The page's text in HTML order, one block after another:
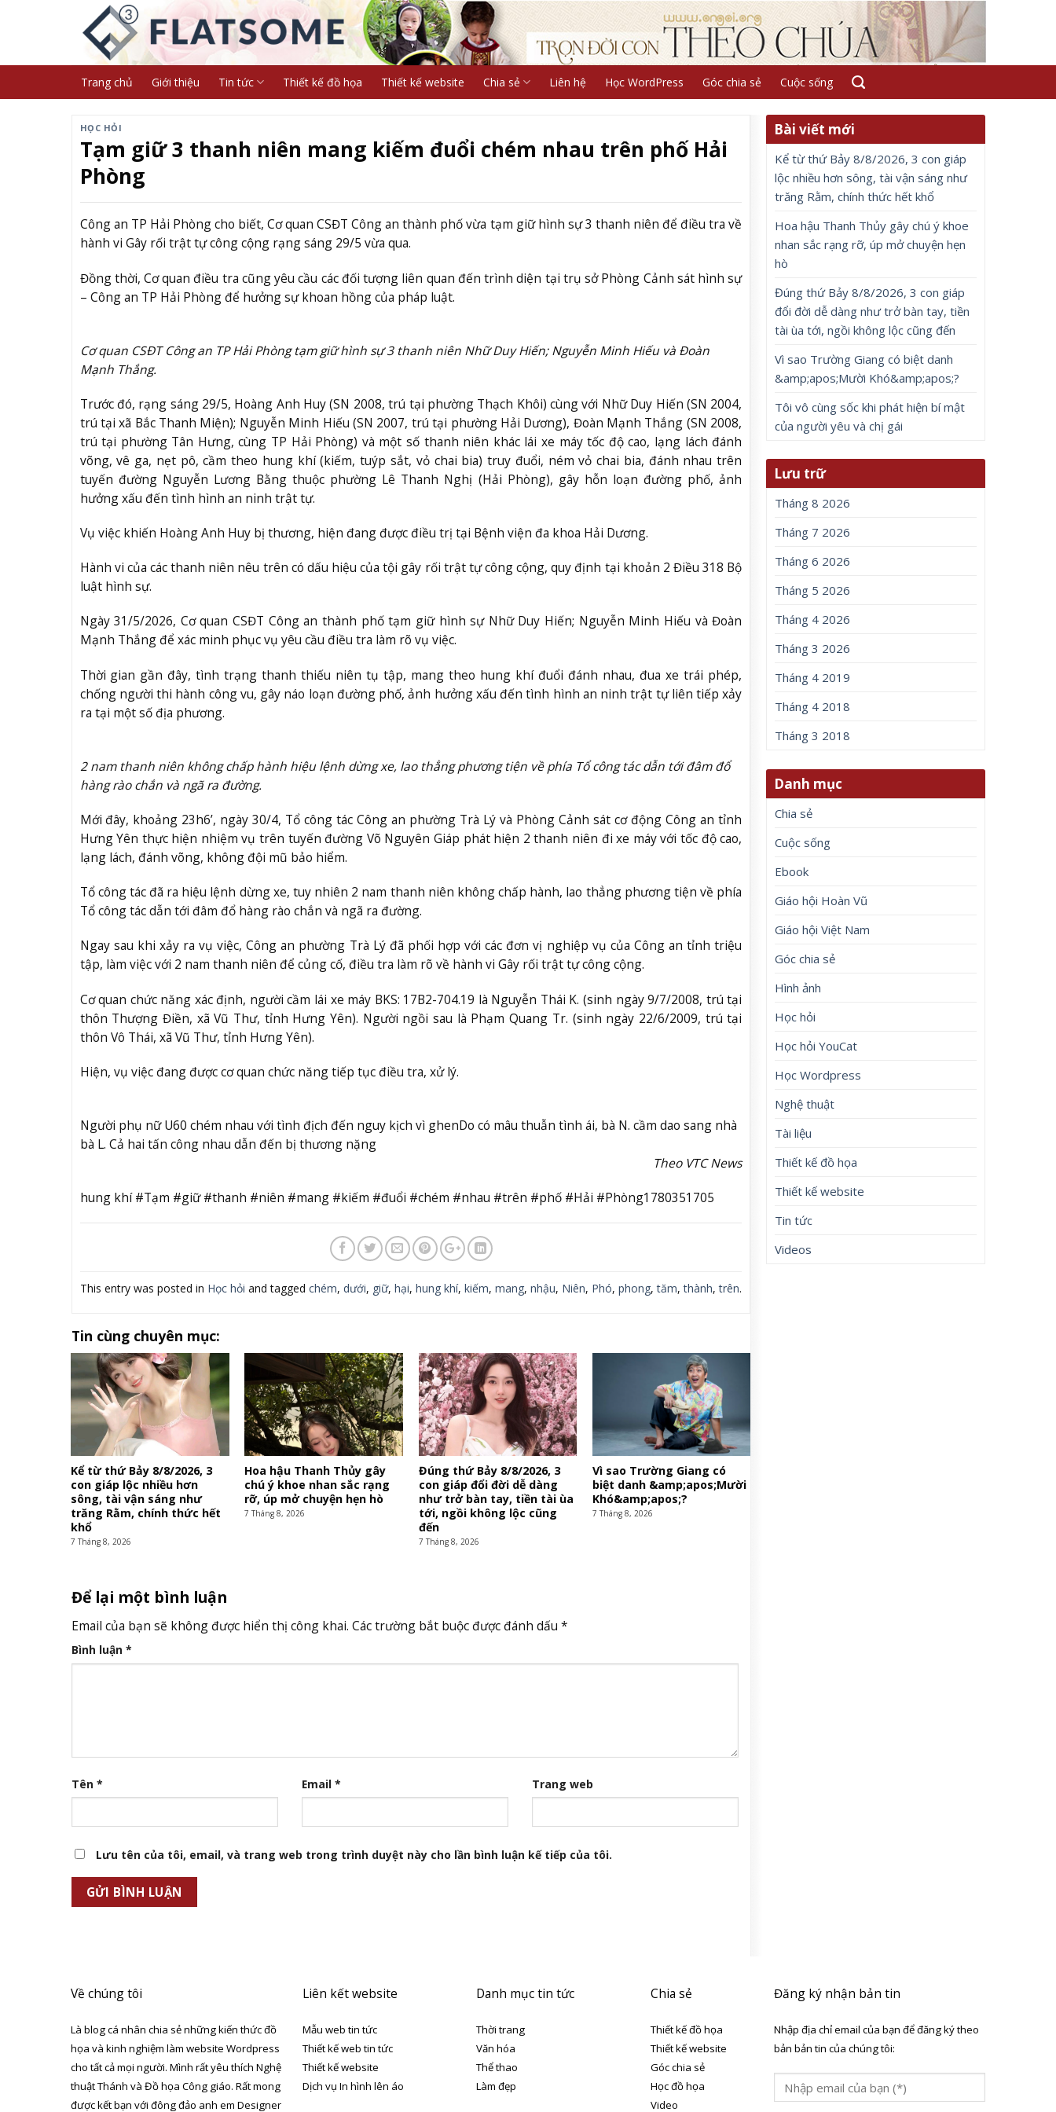
Trang chủ Giới thiệu Tin tức Thiết kế đồ họa Thiết kế website Chia sẻ Liên hệ Học WordPress Góc chia sẻ Cuộc sống
HỌC HỎI
Tạm giữ 3 thanh niên mang kiếm đuổi chém nhau trên phố Hải
Phòng
Công an TP Hải Phòng cho biết, Cơ quan CSĐT Công an thành phố vừa tạm giữ hình sự 3 thanh niên để điều tra về
hành vi Gây rối trật tự công cộng rạng sáng 29/5 vừa qua.
Đồng thời, Cơ quan điều tra cũng yêu cầu các đối tượng liên quan đến trình diện tại trụ sở Phòng Cảnh sát hình sự
– Công an TP Hải Phòng để hưởng sự khoan hồng của pháp luật.
Cơ quan CSĐT Công an TP Hải Phòng tạm giữ hình sự 3 thanh niên Nhữ Duy Hiến; Nguyễn Minh Hiếu và Đoàn
Mạnh Thắng.
Trước đó, rạng sáng 29/5, Hoàng Anh Huy (SN 2008, trú tại phường Thạch Khôi) cùng với Nhữ Duy Hiến (SN 2004,
trú tại xã Bắc Thanh Miện); Nguyễn Minh Hiếu (SN 2007, trú tại phường Hải Dương), Đoàn Mạnh Thắng (SN 2008,
trú tại phường Tân Hưng, cùng TP Hải Phòng) và một số thanh niên khác lái xe máy tốc độ cao, lạng lách đánh
võng, vê ga, nẹt pô, cầm theo hung khí (kiếm, tuýp sắt, vỏ chai bia) truy đuổi, ném vỏ chai bia, đánh nhau trên
tuyến đường Nguyễn Lương Bằng thuộc phường Lê Thanh Nghị (Hải Phòng), gây hỗn loạn đường phố, ảnh
hưởng xấu đến tình hình an ninh trật tự.
Vụ việc khiến Hoàng Anh Huy bị thương, hiện đang được điều trị tại Bệnh viện đa khoa Hải Dương.
Hành vi của các thanh niên nêu trên có dấu hiệu của tội gây rối trật tự công cộng, quy định tại khoản 2 Điều 318 Bộ
luật hình sự.
Ngày 31/5/2026, Cơ quan CSĐT Công an thành phố tạm giữ hình sự Nhữ Duy Hiến; Nguyễn Minh Hiếu và Đoàn
Mạnh Thắng để xác minh phục vụ yêu cầu điều tra làm rõ vụ việc.
Thời gian gần đây, tình trạng thanh thiếu niên tụ tập, mang theo hung khí đuổi đánh nhau, đua xe trái phép,
chống người thi hành công vu, gây náo loạn đường phố, ảnh hưởng xấu đến tình hình an ninh trật tự liên tiếp xảy
ra tại một số địa phương.
2 nam thanh niên không chấp hành hiệu lệnh dừng xe, lao thẳng phương tiện về phía Tổ công tác dẫn tới đâm đổ
hàng rào chắn và ngã ra đường.
Mới đây, khoảng 23h6’, ngày 30/4, Tổ công tác Công an phường Trà Lý và Phòng Cảnh sát cơ động Công an tỉnh
Hưng Yên thực hiện nhiệm vụ trên tuyến đường Võ Nguyên Giáp phát hiện 2 thanh niên đi xe máy với tốc độ cao,
lạng lách, đánh võng, không đội mũ bảo hiểm.
Tổ công tác đã ra hiệu lệnh dừng xe, tuy nhiên 2 nam thanh niên không chấp hành, lao thẳng phương tiện về phía
Tổ công tác dẫn tới đâm đổ hàng rào chắn và ngã ra đường.
Ngay sau khi xảy ra vụ việc, Công an phường Trà Lý đã phối hợp với các đơn vị nghiệp vụ của Công an tỉnh triệu
tập, làm việc với 2 nam thanh niên để củng cố, điều tra làm rõ về hành vi Gây rối trật tự công cộng.
Cơ quan chức năng xác định, người cầm lái xe máy BKS: 17B2-704.19 là Nguyễn Thái K. (sinh ngày 9/7/2008, trú tại
thôn Thượng Điền, xã Vũ Thư, tỉnh Hưng Yên). Người ngồi sau là Phạm Quang Tr. (sinh ngày 22/6/2009, trú tại
thôn Vô Thái, xã Vũ Thư, tỉnh Hưng Yên).
Hiện, vụ việc đang được cơ quan chức năng tiếp tục điều tra, xử lý.
Người phụ nữ U60 chém nhau với tình địch đến nguy kịch vì ghenDo có mâu thuẫn tình ái, bà N. cầm dao sang nhà
bà L. Cả hai tấn công nhau dẫn đến bị thương nặng
Theo VTC News
hung khí #Tạm #giữ #thanh #niên #mang #kiếm #đuổi #chém #nhau #trên #phố #Hải #Phòng1780351705
This entry was posted in Học hỏi and tagged chém, dưới, giữ, hại, hung khí, kiếm, mang, nhậu, Niên, Phó, phong,tăm,thành,trên.
Tin cùng chuyên mục:
Kể từ thứ Bảy 8/8/2026, 3
con giáp lộc nhiều hơn
sông, tài vận sáng như
trăng Rằm, chính thức hết
khổ
7 Tháng 8, 2026
Hoa hậu Thanh Thủy gây
chú ý khoe nhan sắc rạng
rỡ, úp mở chuyện hẹn hò
7 Tháng 8, 2026
Đúng thứ Bảy 8/8/2026, 3
con giáp đổi đời dễ dàng
như trở bàn tay, tiền tài ùa
tới, ngồi không lộc cũng
đến
7 Tháng 8, 2026
Vì sao Trường Giang có
biệt danh &amp;apos;Mười
Khó&amp;apos;?
7 Tháng 8, 2026
Để lại một bình luận
Email của bạn sẽ không được hiển thị công khai. Các trường bắt buộc được đánh dấu *
Bình luận *
Tên * Email * Trang web
Lưu tên của tôi, email, và trang web trong trình duyệt này cho lần bình luận kế tiếp của tôi.
Bài viết mới
Kể từ thứ Bảy 8/8/2026, 3 con giáp
lộc nhiều hơn sông, tài vận sáng như
trăng Rằm, chính thức hết khổ
Hoa hậu Thanh Thủy gây chú ý khoe
nhan sắc rạng rỡ, úp mở chuyện hẹn
hò
Đúng thứ Bảy 8/8/2026, 3 con giáp
đổi đời dễ dàng như trở bàn tay, tiền
tài ùa tới, ngồi không lộc cũng đến
Vì sao Trường Giang có biệt danh
&amp;apos;Mười Khó&amp;apos;?
Tôi vô cùng sốc khi phát hiện bí mật
của người yêu và chị gái
Lưu trữ
Tháng 8 2026
Tháng 7 2026
Tháng 6 2026
Tháng 5 2026
Tháng 4 2026
Tháng 3 2026
Tháng 4 2019
Tháng 4 2018
Tháng 3 2018
Danh mục
Chia sẻ
Cuộc sống
Ebook
Giáo hội Hoàn Vũ
Giáo hội Việt Nam
Góc chia sẻ
Hình ảnh
Học hỏi
Học hỏi YouCat
Học Wordpress
Nghệ thuật
Tài liệu
Thiết kế đồ họa
Thiết kế website
Tin tức
Videos
Về chúng tôi
Là blog cá nhân chia sẻ những kiến thức đồ
họa và kinh nghiệm làm website Wordpress
cho tất cả mọi người. Mình rất yêu thích Nghệ
thuật Thánh và Đồ họa Công giáo. Rất mong
được kết bạn với đông đảo anh em Designer
Liên kết website
Mẫu web tin tức
Thiết kế web tin tức
Thiết kế website
Dịch vụ In hình lên áo
Danh mục tin tức
Thời trang
Văn hóa
Thể thao
Làm đẹp
Chia sẻ
Thiết kế đồ họa
Thiết kế website
Góc chia sẻ
Học đồ họa
Video
Đăng ký nhận bản tin
Nhập địa chỉ email của bạn để đăng ký theo
bản bản tin của chúng tôi: